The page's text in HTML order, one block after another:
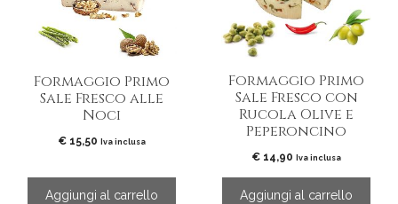
Formaggio Primo
Sale Fresco alle
Noci
€15,50 Iva inclusa
Aggiungi al carrello
Formaggio Primo
Sale Fresco con
Rucola Olive e
Peperoncino
€14,90 Iva inclusa
Aggiungi al carrello